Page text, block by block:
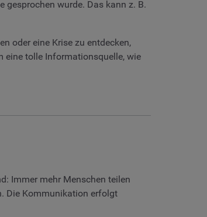
gesprochen wurde. Das kann z. B.
oder eine Krise zu entdecken,
eine tolle Informationsquelle, wie
Immer mehr Menschen teilen
Die Kommunikation erfolgt